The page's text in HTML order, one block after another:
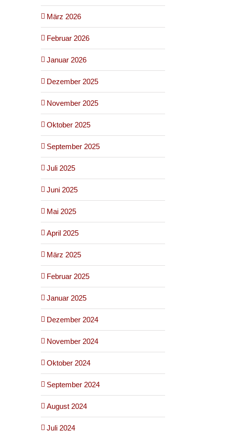
März 2026
Februar 2026
Januar 2026
Dezember 2025
November 2025
Oktober 2025
September 2025
Juli 2025
Juni 2025
Mai 2025
April 2025
März 2025
Februar 2025
Januar 2025
Dezember 2024
November 2024
Oktober 2024
September 2024
August 2024
Juli 2024